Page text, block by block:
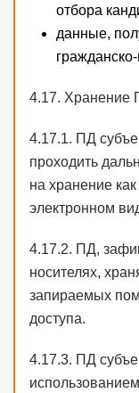
отбора
данные,
4.17. Хранение
4.17.1. ПД
проходить
на хранение
электронном
4.17.2. ПД,
носителях,
запираемых
доступа.
4.17.3. ПД